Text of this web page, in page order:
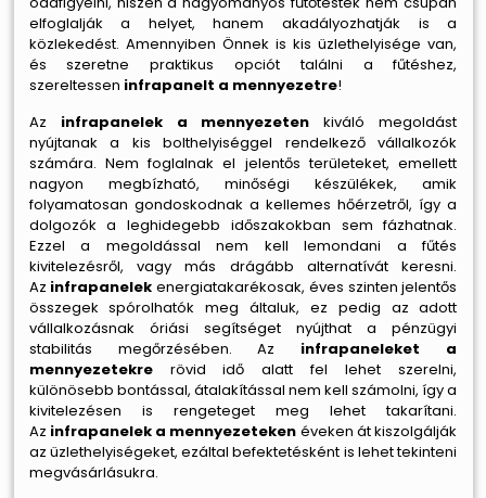
elfoglalják a helyet, hanem akadályozhatják is a
közlekedést. Amennyiben Önnek is kis üzlethelyisége van,
és szeretne praktikus opciót találni a fűtéshez,
szereltessen infrapanelt a mennyezetre!
Az infrapanelek a mennyezeten kiváló megoldást
nyújtanak a kis bolthelyiséggel rendelkező vállalkozók
számára. Nem foglalnak el jelentős területeket, emellett
nagyon megbízható, minőségi készülékek, amik
folyamatosan gondoskodnak a kellemes hőérzetről, így a
dolgozók a leghidegebb időszakokban sem fázhatnak.
Ezzel a megoldással nem kell lemondani a fűtés
kivitelezésről, vagy más drágább alternatívát keresni.
Az infrapanelek energiatakarékosak, éves szinten jelentős
összegek spórolhatók meg általuk, ez pedig az adott
vállalkozásnak óriási segítséget nyújthat a pénzügyi
stabilitás megőrzésében. Az infrapaneleket a
mennyezetekrerövid idő alatt fel lehet szerelni,
különösebb bontással, átalakítással nem kell számolni, így a
kivitelezésen is rengeteget meg lehet takarítani.
Az infrapanelek a mennyezeteken éveken át kiszolgálják
az üzlethelyiségeket, ezáltal befektetésként is lehet tekinteni
megvásárlásukra.